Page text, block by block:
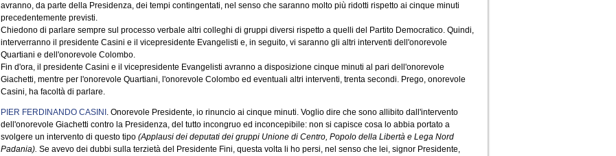
avranno, da parte della Presidenza, dei tempi contingentati, nel senso che saranno molto più ridotti rispetto ai cinque minuti
precedentemente previsti.
Chiedono di parlare sempre sul processo verbale altri colleghi di gruppi diversi rispetto a quelli del Partito Democratico. Quindi,
interverranno il presidente Casini e il vicepresidente Evangelisti e, in seguito, vi saranno gli altri interventi dell'onorevole
Quartiani e dell'onorevole Colombo.
Fin d'ora, il presidente Casini e il vicepresidente Evangelisti avranno a disposizione cinque minuti al pari dell'onorevole
Giachetti, mentre per l'onorevole Quartiani, l'onorevole Colombo ed eventuali altri interventi, trenta secondi. Prego, onorevole
Casini, ha facoltà di parlare.
PIER FERDINANDO CASINI . Onorevole Presidente, io rinuncio ai cinque minuti. Voglio dire che sono allibito dall'intervento
dell'onorevole Giachetti contro la Presidenza, del tutto incongruo ed inconcepibile: non si capisce cosa lo abbia portato a
svolgere un intervento di questo tipo (Applausi dei deputati dei gruppi Unione di Centro, Popolo della Libertà e Lega Nord
Padania). Se avevo dei dubbi sulla terzietà del Presidente Fini, questa volta li ho persi, nel senso che lei, signor Presidente,